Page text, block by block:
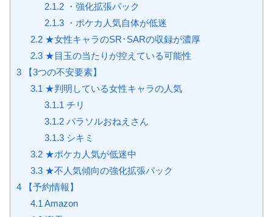
2.1.2・強化拡張パック
2.1.3・ポケカ人気自体が低迷
2.2★女性キャラのSR･SARの収録が濃厚
2.3★目玉の当たりが控えている可能性
3 【3つの不安要素】
3.1 ★判明している女性キャラの人気
3.1.1 チリ
3.1.2パラソルおねえさん
3.1.3シキミ
3.2★ポケカ人気が低迷中
3.3★不人気傾向の強化拡張パック
4 【予約情報】
4.1 Amazon